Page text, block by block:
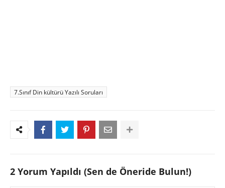
7.Sınıf Din kültürü Yazılı Soruları
2 Yorum Yapıldı (Sen de Öneride Bulun!)